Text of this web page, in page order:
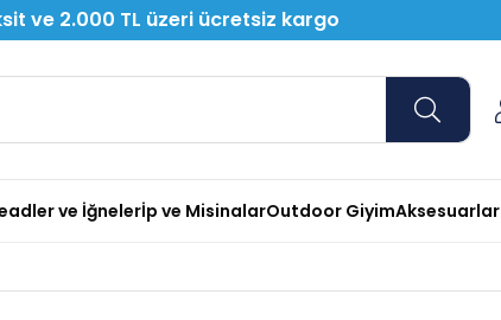
ve 2.000 TL üzeri ücretsiz kargo
ve İğnelerİp ve MisinalarOutdoor GiyimAksesuarlar